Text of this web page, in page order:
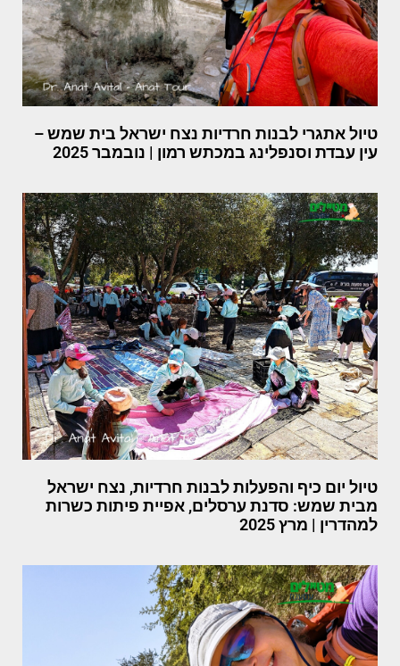
טיול אתגרי לבנות חרדיות נצח ישראל בית שמש –
עין עבדת וסנפלינג במכתש רמון | נובמבר 2025
טיול יום כיף והפעלות לבנות חרדיות, נצח ישראל
מבית שמש: סדנת ערסלים, אפיית פיתות כשרות
למהדרין | מרץ 2025